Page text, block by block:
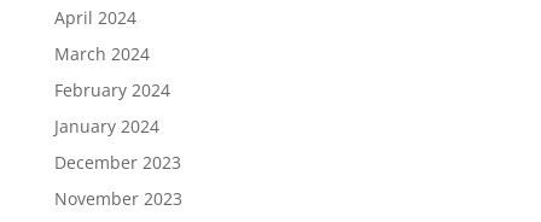
April 2024
March 2024
February 2024
January 2024
December 2023
November 2023